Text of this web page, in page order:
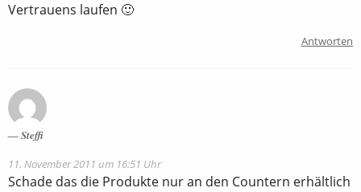
Vertrauens laufen 🙂
Antworten
Steffi
11. November 2011 um 16:51 Uhr
Schade das die Produkte nur an den Countern erhältlich